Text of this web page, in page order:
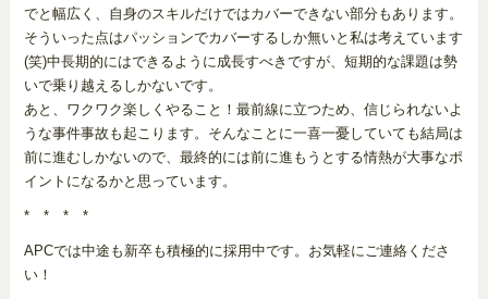
でと幅広く、自身のスキルだけではカバーできない部分もあります。
そういった点はパッションでカバーするしか無いと私は考えています
(笑)中長期的にはできるように成長すべきですが、短期的な課題は勢
いで乗り越えるしかないです。
あと、ワクワク楽しくやること！最前線に立つため、信じられないよ
うな事件事故も起こります。そんなことに一喜一憂していても結局は
前に進むしかないので、最終的には前に進もうとする情熱が大事なポ
イントになるかと思っています。
* * * *
APCでは中途も新卒も積極的に採用中です。お気軽にご連絡くださ
い！